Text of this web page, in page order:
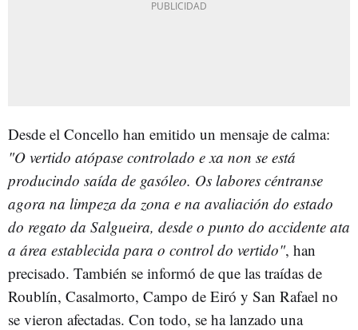
Desde el Concello han emitido un mensaje de calma:
"O vertido atópase controlado e xa non se está
producindo saída de gasóleo. Os labores céntranse
agora na limpeza da zona e na avaliación do estado
do regato da Salgueira, desde o punto do accidente ata
a área establecida para o control do vertido", han
precisado. También se informó de que las traídas de
Roublín, Casalmorto, Campo de Eiró y San Rafael no
se vieron afectadas. Con todo, se ha lanzado una